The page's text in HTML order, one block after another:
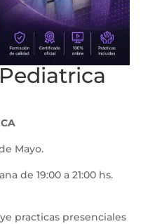
Mayo.
de 19:00 a 21:00 hs.
practicas presenciales